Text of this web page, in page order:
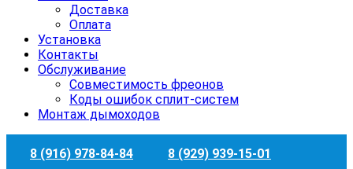
Доставка
Оплата
Установка
Контакты
Обслуживание
Совместимость фреонов
Коды ошибок сплит-систем
Монтаж дымоходов
8 (916) 978-84-84 8 (929) 939-15-01